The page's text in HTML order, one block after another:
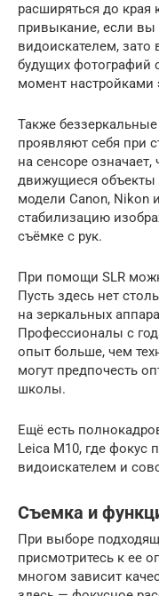
расширяться до
привыкание, если вы
видоискателем,
будущих
момент настройками
Также
проявляют себя при
на сенсоре
движущиеся
модели Canon, Nikon
стабилизацию
съёмке с рук.
При помощи SLR
Пусть здесь нет
на зеркальных
Профессионалы с
опыт больше, чем
могут предпочесть
школы.
Ещё есть
Leica M10, где фокус
видоискателем и
Съемка и
При выборе
присмотритесь к ее
многом зависит